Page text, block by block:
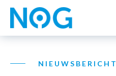
NIEUWSBERICHT